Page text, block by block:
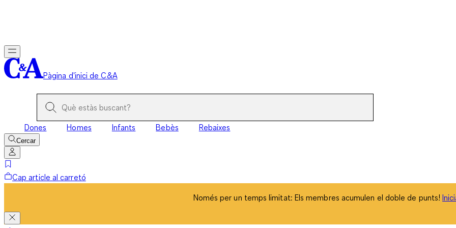
Pàgina d'inici de C&A
Dones Homes Infants Bebès Rebaixes
Cercar
Cap article al carretó
Només per un temps limitat: Els membres acumulen el doble de punts!